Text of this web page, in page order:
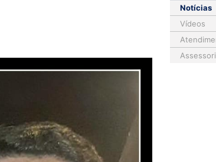
Notícias
Vídeos